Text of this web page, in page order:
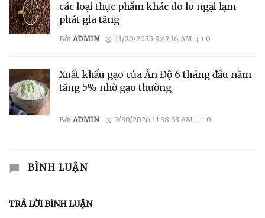
các loại thực phẩm khác do lo ngại lạm
phát gia tăng
Bởi ADMIN 11/20/2025 9:42:16 AM 0
Xuất khẩu gạo của Ấn Độ 6 tháng đầu năm
tăng 5% nhờ gạo thường
Bởi ADMIN 7/30/2026 11:38:03 AM 0
BÌNH LUẬN
TRẢ LỜI BÌNH LUẬN